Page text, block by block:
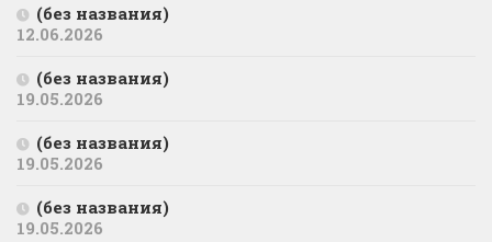
(без названия)
12.06.2026
(без названия)
19.05.2026
(без названия)
19.05.2026
(без названия)
19.05.2026